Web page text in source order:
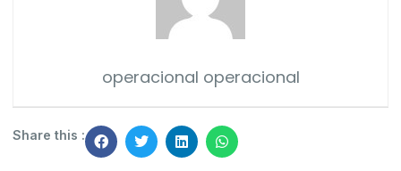
operacional operacional
Share this :